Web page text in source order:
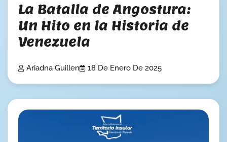
La Batalla de Angostura:
Un Hito en la Historia de
Venezuela
Ariadna Guillen 18 De Enero De 2025